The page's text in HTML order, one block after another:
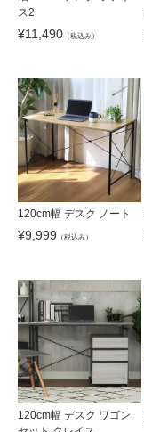
ス2
¥11,490 （税込み）
120cm幅 デスク ノート
¥9,999 （税込み）
120cm幅 デスク ワゴン